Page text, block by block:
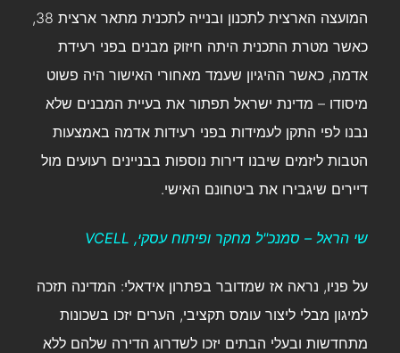
המועצה הארצית לתכנון ובנייה לתכנית מתאר ארצית 38,
כאשר מטרת התכנית היתה חיזוק מבנים בפני רעידת
אדמה, כאשר ההיגיון שעמד מאחורי האישור היה פשוט
מיסודו – מדינת ישראל תפתור את בעיית המבנים שלא
נבנו לפי התקן לעמידות בפני רעידות אדמה באמצעות
הטבות ליזמים שיבנו דירות נוספות בבניינים רעועים מול
דיירים שיגבירו את ביטחונם האישי.
שי הראל – סמנכ"ל מחקר ופיתוח עסקי, VCELL
על פניו, נראה אז שמדובר בפתרון אידאלי: המדינה תזכה
למיגון מבלי ליצור עומס תקציבי, הערים יזכו בשכונות
מתחדשות ובעלי הבתים יזכו לשדרוג הדירה שלהם ללא